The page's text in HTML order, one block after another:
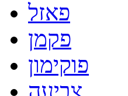
פאזל
פקמן
פוקימון